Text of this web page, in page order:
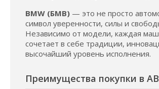
BMW (БМВ) — это не просто
символ уверенности, силы и
Независимо от модели, каждая
сочетает в себе традиции,
высочайший уровень исполнения.
Преимущества покупки в